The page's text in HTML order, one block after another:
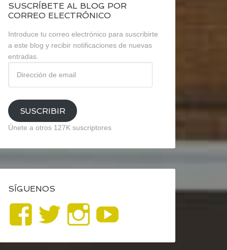
SUSCRÍBETE AL BLOG POR
CORREO ELECTRÓNICO
Introduce tu correo electrónico para suscribirte
a este blog y recibir notificaciones de nuevas
entradas.
email
SUSCRIBIR
Únete a otros 127K suscriptores
SÍGUENOS
Ver
perfil
Ver
perfil
Ver
perfil